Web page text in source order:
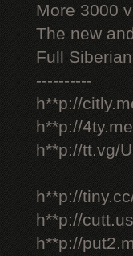
More 3000
The new
Full
----------
h**p://
h**p://
h**p://tt.vg/
h**p://
h**p://
h**p://